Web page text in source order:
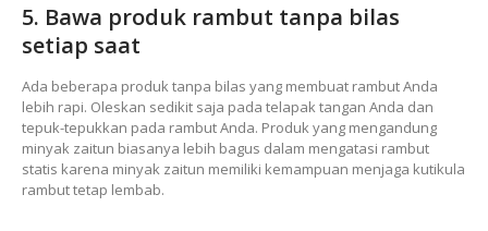
5. Bawa produk rambut tanpa bilas
setiap saat
Ada beberapa produk tanpa bilas yang membuat rambut Anda
lebih rapi. Oleskan sedikit saja pada telapak tangan Anda dan
tepuk-tepukkan pada rambut Anda. Produk yang mengandung
minyak zaitun biasanya lebih bagus dalam mengatasi rambut
statis karena minyak zaitun memiliki kemampuan menjaga kutikula
rambut tetap lembab.